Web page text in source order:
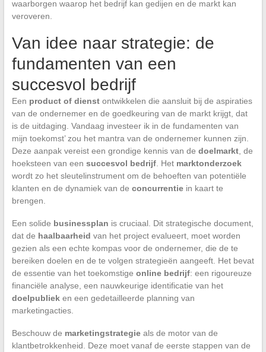
waarborgen waarop het bedrijf kan gedijen en de markt kan
veroveren.
Van idee naar strategie: de
fundamenten van een
succesvol bedrijf
Een product of dienstontwikkelen die aansluit bij de aspiraties
van de ondernemer en de goedkeuring van de markt krijgt, dat
is de uitdaging. Vandaag investeer ik in de fundamenten van
mijn toekomst’ zou het mantra van de ondernemer kunnen zijn.
Deze aanpak vereist een grondige kennis van de doelmarkt, de
hoeksteen van een succesvol bedrijf. Het marktonderzoek
wordt zo het sleutelinstrument om de behoeften van potentiële
klanten en de dynamiek van de concurrentiein kaart te
brengen.
Een solide businessplan is cruciaal. Dit strategische document,
dat de haalbaarheid van het project evalueert, moet worden
gezien als een echte kompas voor de ondernemer, die de te
bereiken doelen en de te volgen strategieën aangeeft. Het bevat
de essentie van het toekomstige online bedrijf: een rigoureuze
financiële analyse, een nauwkeurige identificatie van het
doelpublieken een gedetailleerde planning van
marketingacties.
Beschouw de marketingstrategieals de motor van de
klantbetrokkenheid. Deze moet vanaf de eerste stappen van de